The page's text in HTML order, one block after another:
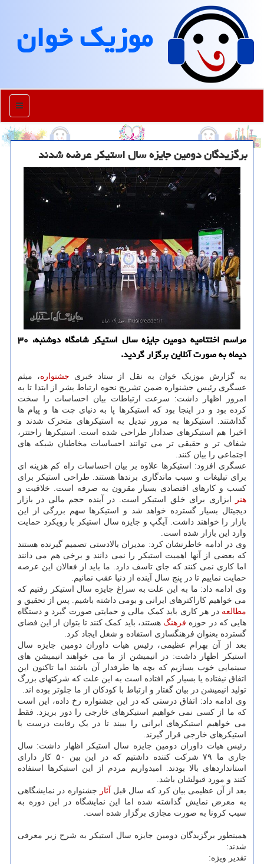
موزیك خوان
منو
برگزیدگان دومین جایزه سال استیكر عرضه شدند
مراسم اختتامیه دومین جایزه سال استیکر شامگاه دوشنبه، ۳۰
دیماه به صورت آنلاین برگزار گردید.
به گزارش موزیک خوان به نقل از ستاد خبری جشنواره، میثم
عسگری رئیس جشنواره ضمن تشریح نحوه ارتباط بشر از ابتدا تا به
امروز اظهار داشت: سرعت ارتباطات بیان احساسات را سخت
کرده بود و در اینجا بود که استیکرها پا به دنیای چت ها و پیام ها
گذاشتند. استیکرها به مرور تبدیل به استیکرهای متحرک شدند و
اخیرا هم استیکرهای صدادار طراحی شده است. استیکرها راحتتر،
شفاف تر و حقیقی تر می توانند احساسات مخاطبان شبکه های
اجتماعی را بیان کنند.
عسگری افزود: استیکرها علاوه بر بیان احساسات راه کم هزینه ای
برای تبلیغات و سبب ماندگاری برندها هستند. طراحی استیکر برای
کسب و کارهای اقتصادی بسیار مقرون به صرفه است. خلاقیت و
هنر
ابزاری برای خلق استیکر است. در آینده حجم مالی در بازار
دیجیتال بسیار گسترده خواهد شد و استیکرها سهم بزرگی از این
بازار را خواهند داشت. آیگپ و جایزه سال استیکر با رویکرد حمایت
وارد این بازار شده است.
وی در ادامه خاطرنشان کرد: مدیران بالادستی تصمیم گیرنده هستند
که بعضی از آنها اهمیت استیکر را نمی دانند و برخی هم می دانند
اما کاری نمی کنند که جای تاسف دارد. ما باید از فعالان این عرصه
حمایت نماییم تا در پنج سال آینده از دنیا عقب نمانیم.
وی ادامه داد: ما به این علت به سراغ جایزه سال استیکر رفتیم که
می خواهیم کاراکترهای ایرانی و بومی داشته باشیم. پس از تحقیق و
مطالعه در هر کاری باید کمک مالی و حمایتی صورت گیرد و دستگاه
هایی که در حوزه فرهنگ هستند، باید کمک کنند تا بتوان از این فضای
گسترده بعنوان فرهنگسازی استفاده و شغل ایجاد کرد.
بعد از آن بهرام عظیمی، رئیس هیات داوران دومین جایزه سال
استیکر اظهار داشت: در انیمیشن از ما می خواهند انیمیشن های
سینمایی خوب بسازیم که بچه ها طرفدار آن باشند اما تاکنون این
اتفاق نیفتاده یا بسیار کم افتاده است به این علت که شرکتهای بزرگ
تولید انیمیشن در بیان گفتار و ارتباط با کودکان از ما جلوتر بوده اند.
وی ادامه داد: اتفاق درستی که در این جشنواره رخ داده، این است
که ما از کسی نمی خواهیم استیکرهای خارجی را دور بریزد. فقط
می خواهیم استیکرهای ایرانی را ببیند تا در یک رقابت درست با
استیکرهای خارجی قرار گیرند.
رئیس هیات داوران دومین جایزه سال استیکر اظهار داشت: سال
جاری ما ۷۹ شرکت کننده داشتیم که در این بین ۵۰ کار دارای
استانداردهای بالا بودند. امیدواریم مردم از این استیکرها استفاده
کنند و مورد قبولشان باشد.
بعد از آن عظیمی بیان کرد که سال قبل آثار جشنواره در نمایشگاهی
به معرض نمایش گذاشته شده اما این نمایشگاه در این دوره به
سبب کرونا به صورت مجازی برگزار شده است.
همینطور برگزیدگان دومین جایزه سال استیکر به شرح زیر معرفی
شدند:
تقدیر ویژه: